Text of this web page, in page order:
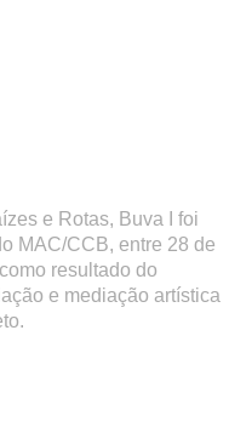
e Rotas, Buva I foi
MAC/CCB, entre 28 de
resultado do
e mediação artística